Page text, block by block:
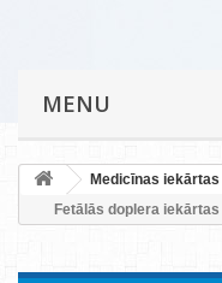
MENU
Medicīnas iekārtas
Fetālās doplera iekārtas